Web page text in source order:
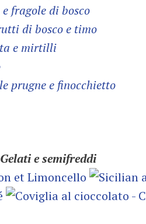
fragole di bosco
di bosco e timo
e mirtilli
prugne e finocchietto
e semifreddi